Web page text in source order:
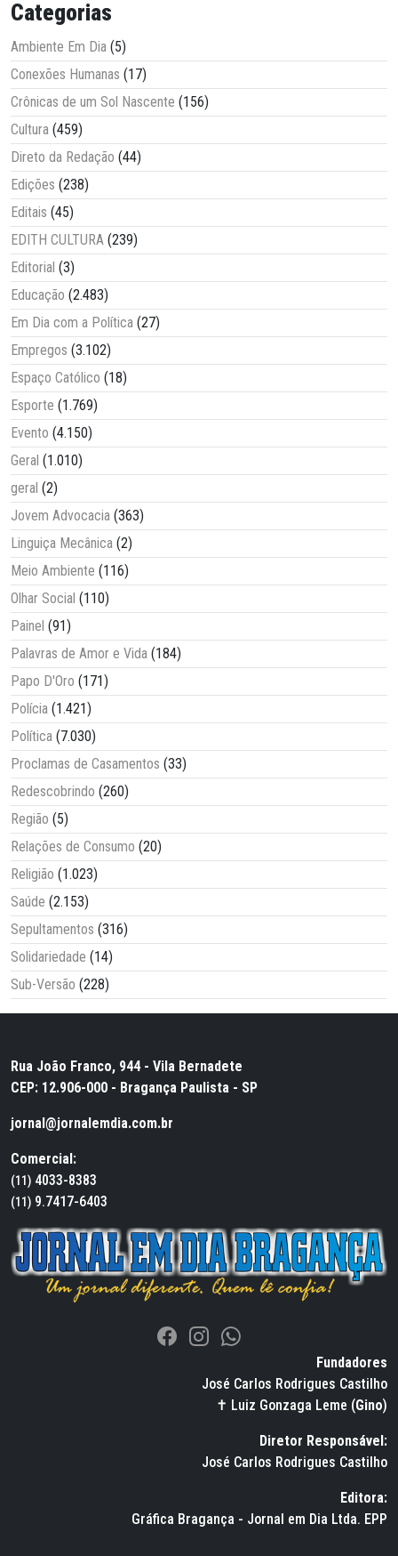
Categorias
Ambiente Em Dia (5)
Conexões Humanas (17)
Crônicas de um Sol Nascente (156)
Cultura (459)
Direto da Redação (44)
Edições (238)
Editais (45)
EDITH CULTURA (239)
Editorial (3)
Educação (2.483)
Em Dia com a Política (27)
Empregos (3.102)
Espaço Católico (18)
Esporte (1.769)
Evento (4.150)
Geral (1.010)
geral (2)
Jovem Advocacia (363)
Linguiça Mecânica (2)
Meio Ambiente (116)
Olhar Social (110)
Painel (91)
Palavras de Amor e Vida (184)
Papo D'Oro (171)
Polícia (1.421)
Política (7.030)
Proclamas de Casamentos (33)
Redescobrindo (260)
Região (5)
Relações de Consumo (20)
Religião (1.023)
Saúde (2.153)
Sepultamentos (316)
Solidariedade (14)
Sub-Versão (228)
Rua João Franco, 944 - Vila Bernadete
CEP: 12.906-000 - Bragança Paulista - SP
jornal@jornalemdia.com.br
Comercial:
(11) 4033-8383
(11) 9.7417-6403
Fundadores
José Carlos Rodrigues Castilho
✝ Luiz Gonzaga Leme (Gino)
Diretor Responsável:
José Carlos Rodrigues Castilho
Editora:
Gráfica Bragança - Jornal em Dia Ltda. EPP